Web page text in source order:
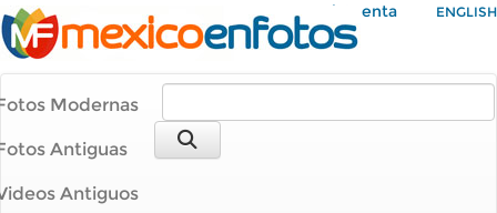
Mi Cuenta ENGLISH
Modernas
Antiguas
Antiguos